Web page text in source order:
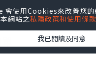
喺護膚步驟入面
Génifique 小黑
完面之後
使用Cookies來改善您的
網站之私隱政策和使用條款
我已閱讀及同意